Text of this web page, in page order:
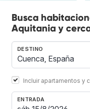
Busca
Aquitania y
DESTINO
Incluir apartamentos y
ENTRADA